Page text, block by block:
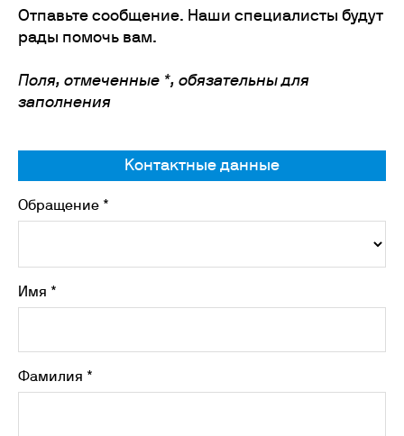
Отпавьте сообщение. Наши специалисты будут
рады помочь вам.
Поля, отмеченные *, обязательны для
заполнения
Контактные данные
Обращение *
Имя *
Фамилия *